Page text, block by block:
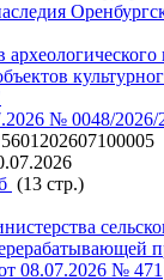
№ 0048/2026/
5601202607100005
(13 стр.)
08.07.2026 № 471